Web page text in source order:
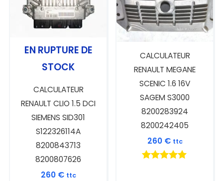
EN RUPTURE DE
STOCK
CALCULATEUR
RENAULT CLIO 1.5 DCI
SIEMENS SID301
S122326114A
8200843713
8200807626
260 € ttc
CALCULATEUR
RENAULT MEGANE
SCENIC 1.6 16V
SAGEM S3000
8200283924
8200242405
260 € ttc